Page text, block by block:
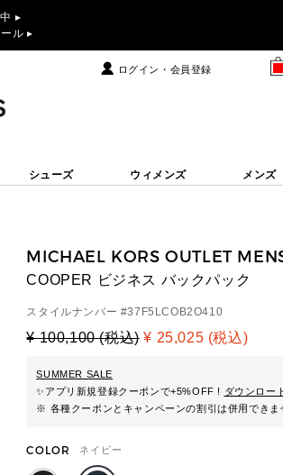
▸
ル ▸
ログイン・会員登録
シューズ ウィメンズ メンズ
MICHAEL KORS OUTLET
COOPER ビジネス バックパック
スタイルナンバー #37F5LCOB2O410
¥ 100,100 (税込) ¥ 25,025 (税込)
SUMMER SALE
✨アプリ新規登録クーポンで+5%OFF ! ダウンロー
※ 各種クーポンとキャンペーンの割引は併用できま
COLOR ネイビー